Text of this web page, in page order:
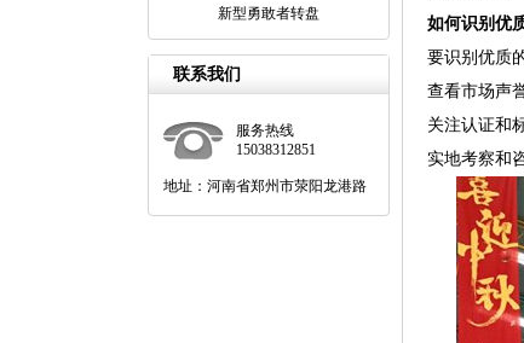
新型勇敢者转盘
联系我们
服务热线
15038312851
地址：河南省郑州市荥阳龙港路
如何识别优
要识别优质
查看市场声
关注认证和
实地考察和